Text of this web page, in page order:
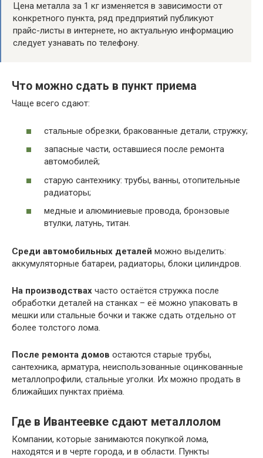
Цена металла за 1 кг изменяется в зависимости от
конкретного пункта, ряд предприятий публикуют
прайс-листы в интернете, но актуальную информацию
следует узнавать по телефону.
Что можно сдать в пункт приема
Чаще всего сдают:
стальные обрезки, бракованные детали, стружку;
запасные части, оставшиеся после ремонта
автомобилей;
старую сантехнику: трубы, ванны, отопительные
радиаторы;
медные и алюминиевые провода, бронзовые
втулки, латунь, титан.
Среди автомобильных деталей можно выделить:
аккумуляторные батареи, радиаторы, блоки цилиндров.
На производствах часто остаётся стружка после
обработки деталей на станках – её можно упаковать в
мешки или стальные бочки и также сдать отдельно от
более толстого лома.
После ремонта домов остаются старые трубы,
сантехника, арматура, неиспользованные оцинкованные
металлопрофили, стальные уголки. Их можно продать в
ближайших пунктах приёма.
Где в Ивантеевке сдают металлолом
Компании, которые занимаются покупкой лома,
находятся и в черте города, и в области. Пункты